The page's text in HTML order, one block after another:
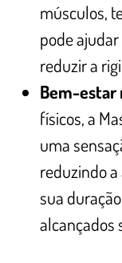
músculos,
pode
reduzir a
Bem-estar
físicos, a
uma
reduzindo
sua
alcançados